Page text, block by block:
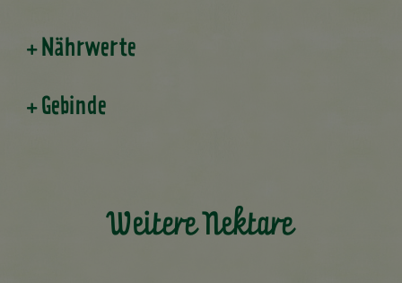
Nährwerte
Gebinde
Weitere Nektare